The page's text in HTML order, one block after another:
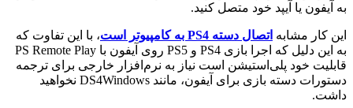
به آیفون یا آیپد خود متصل کنید.
این کار مشابه اتصال دسته PS4 به کامپیوتر است
، با این تفاوت که
به این دلیل که اجرا بازی PS4 و PS5 روی آیفون با PS Remote Play
قابلیت خود پلی‌استیشن است نیاز به نرم‌افزار خارجی برای ترجمه
دستورات دسته بازی برای آیفون، مانند DS4Windows نخواهید
داشت.